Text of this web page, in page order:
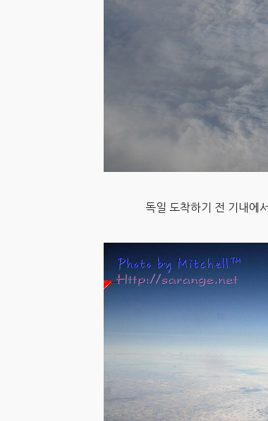
독일 도착하기 전 기내에